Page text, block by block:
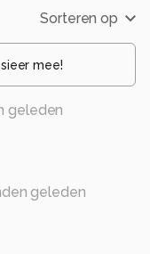
Sorteren op
mee!
geleden
geleden